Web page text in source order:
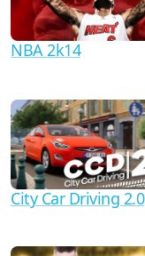
NBA 2k14
City Car Driving 2.0